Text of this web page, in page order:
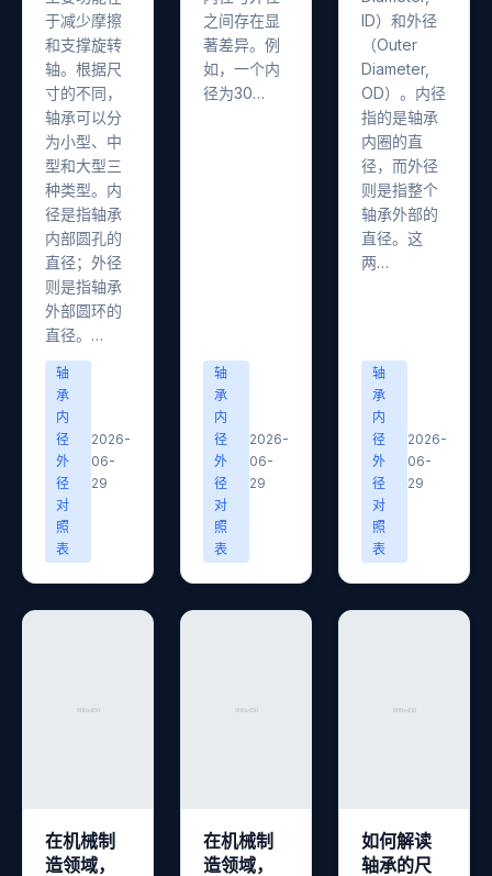
于减少摩擦
和支撑旋转
轴。根据尺
寸的不同，
轴承可以分
为小型、中
型和大型三
种类型。内
径是指轴承
内部圆孔的
直径；外径
则是指轴承
外部圆环的
直径。…
轴
承
内
径
外
径
对
照
表
2026-
06-
29
之间存在显
著差异。例
如，一个内
径为30…
轴
承
内
径
外
径
对
照
表
2026-
06-
29
ID）和外径
（Outer
Diameter,
OD）。内径
指的是轴承
内圈的直
径，而外径
则是指整个
轴承外部的
直径。这
两…
轴
承
内
径
外
径
对
照
表
2026-
06-
29
在机械制
造领域，
在机械制
造领域，
如何解读
轴承的尺